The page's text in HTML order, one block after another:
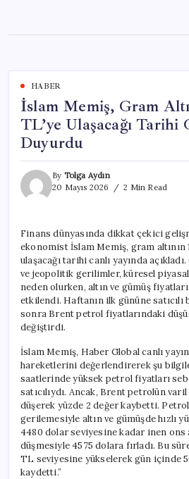
content
HABER
İslam Memiş, Gram
TL’ye Ulaşacağı Tarihi
Duyurdu
By Tolga Aydın
20 Mayıs 2026
2 Min Read
Finans dünyasında dikkat çekici
ekonomist İslam Memiş, gram
ulaşacağı tarihi canlı yayında
ve jeopolitik gerilimler, küresel
neden olurken, altın ve gümüş
etkilendi. Haftanın ilk gününe satıcılı
sonra Brent petrol fiyatlarındaki
değiştirdi.
İslam Memiş, Haber Global canlı
hareketlerini değerlendirerek şu
saatlerinde yüksek petrol fiyatları
satıcılıydı. Ancak, Brent petrolün varil
düşerek yüzde 2 değer kaybetti.
gerilemesiyle altın ve gümüşde hızlı
4480 dolar seviyesine kadar inen ons
düşmesiyle 4575 dolara fırladı. Bu
TL seviyesine yükselerek gün içinde
kaydetti.”